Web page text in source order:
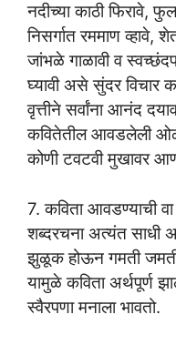
नदीच्या काठी फिरावे,
निसर्गात रममाण व्हावे,
जांभळे गाळावी व
घ्यावी असे सुंदर विचार
वृत्तीने सर्वांना आनंद
कवितेतील आवडलेली ओळ
कोणी टवटवी मुखावर
7. कविता आवडण्याची
शब्दरचना अत्यंत साधी
झुळूक होऊन गमती जमती
यामुळे कविता अर्थपूर्ण
स्वैरपणा मनाला भावतो.